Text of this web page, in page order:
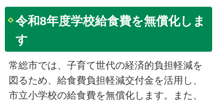
令和8年度学校給食費を無償化しま
す
常総市では、子育て世代の経済的負担軽減を
図るため、給食費負担軽減交付金を活用し、
市立小学校の給食費を無償化します。また、